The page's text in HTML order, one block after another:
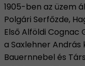
1905-ben az üzem
Polgári Serfőzde,
Első Alföldi Cognac
a Saxlehner András
Bauernnebel és